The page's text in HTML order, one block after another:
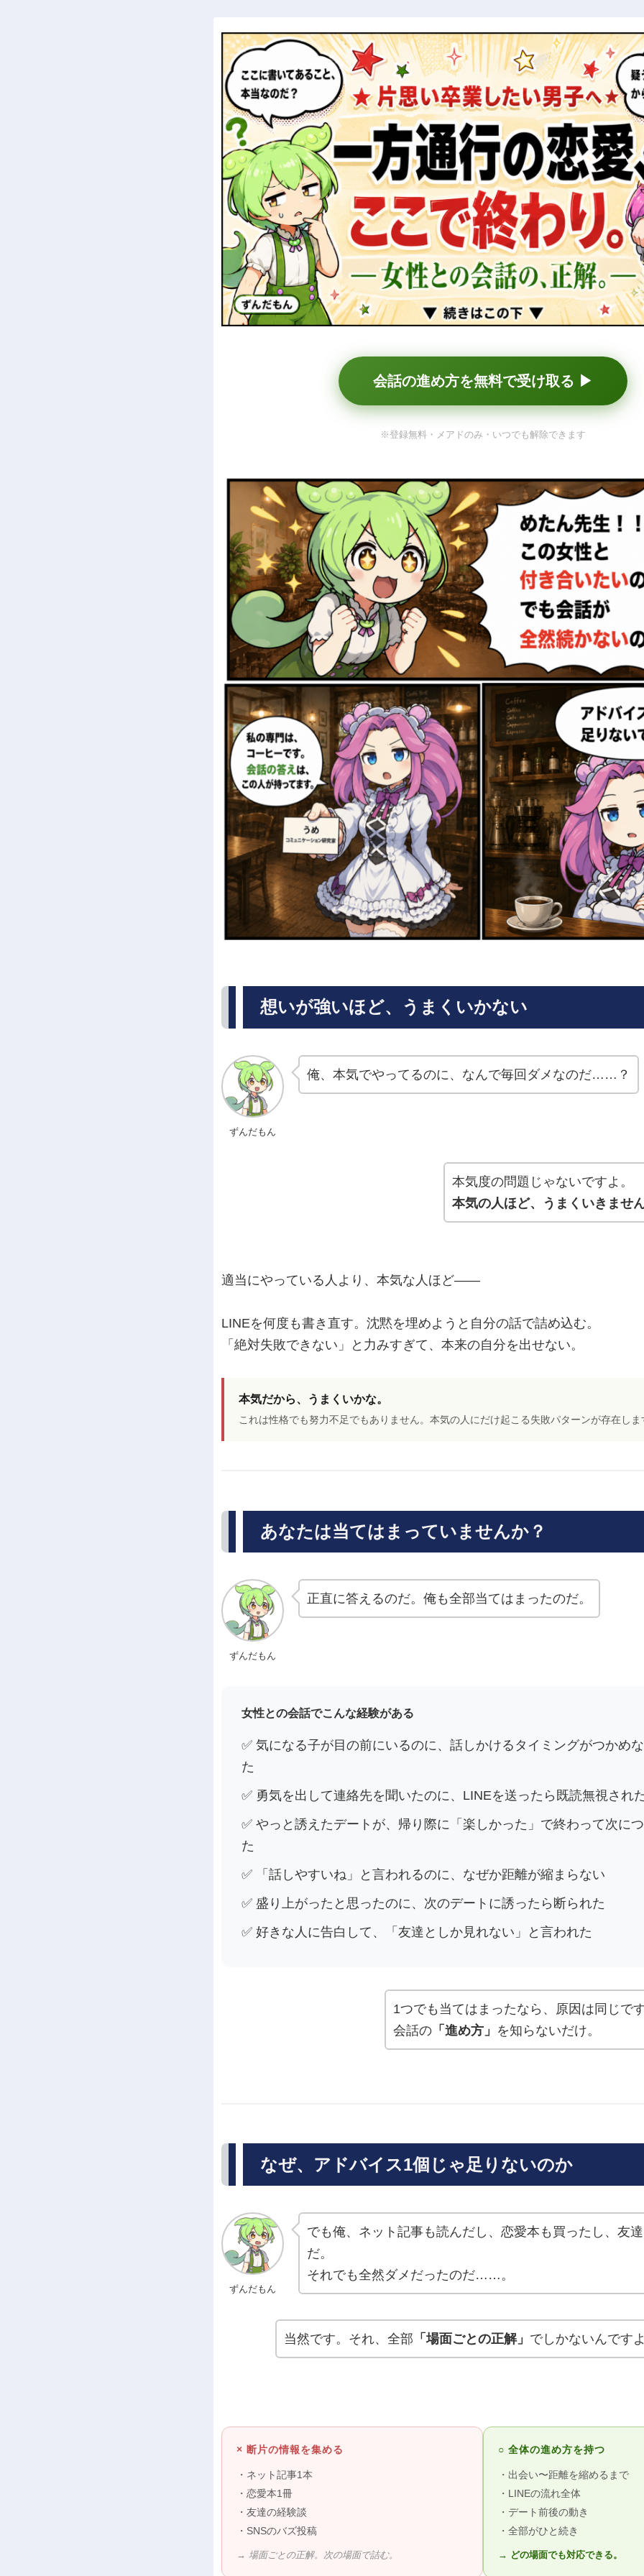
会話の進め方を無料で受け取る ▶
※登録無料・メアドのみ・いつでも解除できます
想いが強いほど、うまくいかない
ずんだもん
俺、本気でやってるのに、なんで毎回ダメなのだ……？
本気度の問題じゃないですよ。
本気の人ほど、うまくいきませ
適当にやっている人より、本気な人ほど——
LINEを何度も書き直す。沈黙を埋めようと自分の話で詰め込む。
「絶対失敗できない」と力みすぎて、本来の自分を出せない。
本気だから、うまくいかな。
これは性格でも努力不足でもありません。本気の人にだけ起こる失敗パターンが存在しま
あなたは当てはまっていませんか？
ずんだもん
正直に答えるのだ。俺も全部当てはまったのだ。
女性との会話でこんな経験がある
✅ 気になる子が目の前にいるのに、話しかけるタイミングがつかめ
た
✅ 勇気を出して連絡先を聞いたのに、LINEを送ったら既読無視され
✅ やっと誘えたデートが、帰り際に「楽しかった」で終わって次に
た
✅ 「話しやすいね」と言われるのに、なぜか距離が縮まらない
✅ 盛り上がったと思ったのに、次のデートに誘ったら断られた
✅ 好きな人に告白して、「友達としか見れない」と言われた
1つでも当てはまったなら、原因は同じで
会話の「進め方」 を知らないだけ。
なぜ、アドバイス1個じゃ足りないのか
ずんだもん
でも俺、ネット記事も読んだし、恋愛本も買ったし、友
だ。
それでも全然ダメだったのだ……。
当然です。それ、全部 「場面ごとの正解」 でしかないんです
× 断片の情報を集める
・ネット記事1本
・恋愛本1冊
・友達の経験談
・SNSのバズ投稿
→ 場面ごとの正解。次の場面で詰む。
○ 全体の進め方を持つ
・出会い〜距離を縮めるまで
・LINEの流れ全体
・デート前後の動き
・全部がひと続き
→ どの場面でも対応できる。